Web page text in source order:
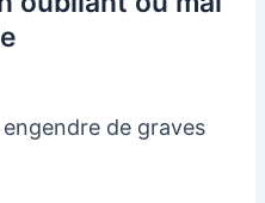
de graves